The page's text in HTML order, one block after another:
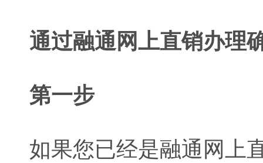
通过融通网上直销办理
第一步
如果您已经是融通网上